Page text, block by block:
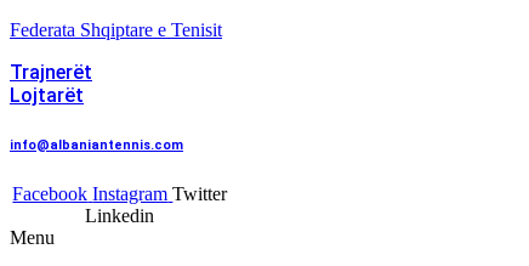
Federata Shqiptare e Tenisit
Trajnerët
Lojtarët
info@albaniantennis.com
Facebook Instagram Twitter
Linkedin
Menu